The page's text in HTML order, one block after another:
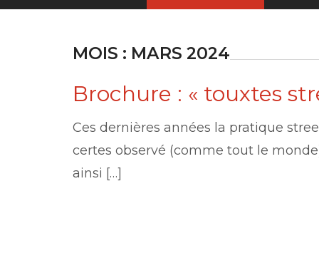
MOIS : MARS 2024
Brochure : « touxtes
Ces dernières années la pratique
certes observé (comme tout le
ainsi […]